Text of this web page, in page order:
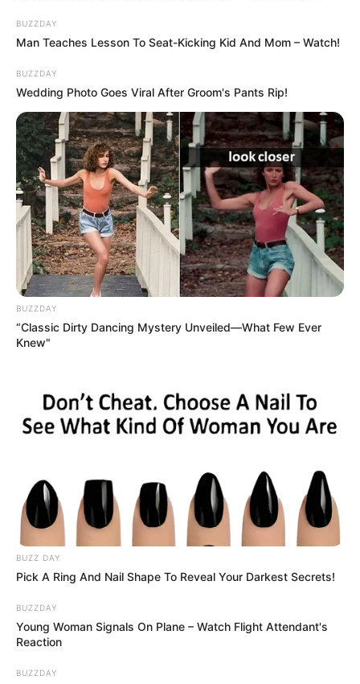
BUZZDAY
Man Teaches Lesson To Seat-Kicking Kid And Mom – Watch!
BUZZDAY
Wedding Photo Goes Viral After Groom's Pants Rip!
BUZZDAY
“Classic Dirty Dancing Mystery Unveiled—What Few Ever
Knew"
BUZZ DAY
Pick A Ring And Nail Shape To Reveal Your Darkest Secrets!
BUZZDAY
Young Woman Signals On Plane – Watch Flight Attendant's
Reaction
BUZZDAY